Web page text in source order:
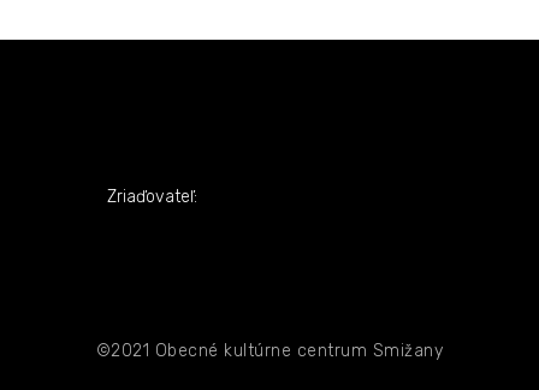
Zriaďovateľ:
©2021 Obecné kultúrne centrum Smižany